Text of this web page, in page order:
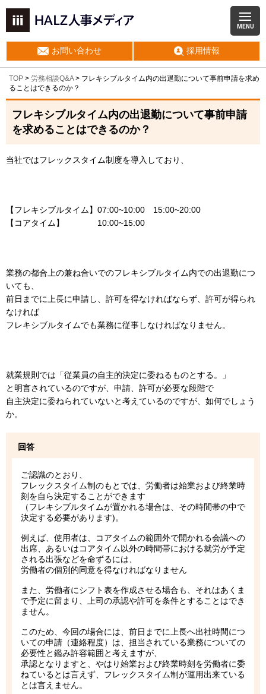
MENU
お問い合わせ 採用情報
TOP > 労務相談Q&A> フレキシブルタイム内の出退勤について事前申請を求め
ることはできるのか？
フレキシブルタイム内の出退勤について事前申請
を求めることはできるのか？
当社ではフレックスタイム制度を導入しており、
【フレキシブルタイム】07:00~10:00 15:00~20:00
【コアタイム】 10:00~15:00
業務の都合上の兼ね合いでのフレキシブルタイム内での出退勤につ
いても、
前日までに上長に申請し、許可を得なければならず、許可が得られ
なければ
フレキシブルタイムでも業務に従事しなければなりません。
就業規則では「従業員の自主的決定に委ねるものとする。」
と明言されているのですが、申請、許可が必要な段階で
自主決定に委ねられていないと考えているのですが、如何でしょう
か。
回答
ご認識のとおり、
フレックスタイム制のもとでは、労働者は始業および終業時
刻を自ら決定することができます
（フレキシブルタイムが置かれる場合は、その時間帯の中で
決定する必要があります)。
例えば、使用者は、コアタイムの範囲外で開かれる会議への
出席、あるいはコアタイム以外の時間帯における就労が予定
される出張などを命ずるには、
労働者の個別的同意を得なければなりません
また、労働者にシフト表を作成させる場合も、それはあくま
で予定に留まり、上司の承認や許可を条件とすることはでき
ません。
このため、今回の場合には、前日までに上長へ出社時間につ
いての申請（連絡程度）は、担当されている業務についての
必要性と鑑み許容範囲と考えますが、
承認となりますと、やはり始業および終業時刻を労働者に委
ねているとは言えず、フレックスタイム制が運用出来ている
とは言えません。